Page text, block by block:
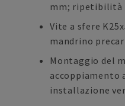
mm; ripetibilità
Vite a sfere
mandrino
Montaggio del
accoppiamento
installazione